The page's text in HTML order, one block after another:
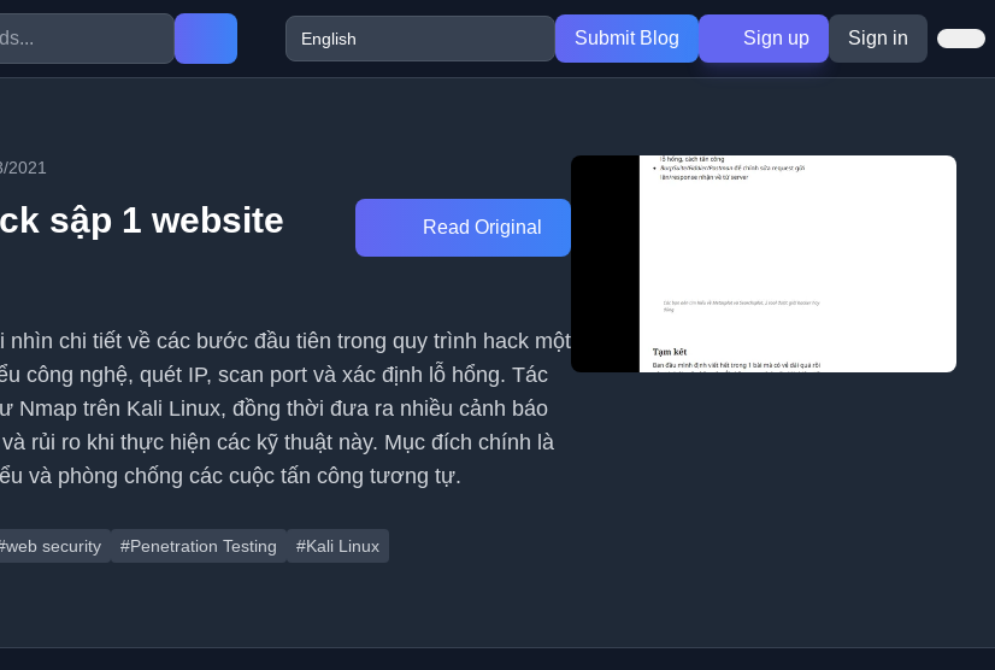
Submit Blog Sign up Sign in
2021
sập 1 website
Read Original
nhìn chi tiết về các bước đầu tiên trong quy trình hack một
công nghệ, quét IP, scan port và xác định lỗ hổng. Tác
Nmap trên Kali Linux, đồng thời đưa ra nhiều cảnh báo
rủi ro khi thực hiện các kỹ thuật này. Mục đích chính là
và phòng chống các cuộc tấn công tương tự.
security #Penetration Testing #Kali Linux